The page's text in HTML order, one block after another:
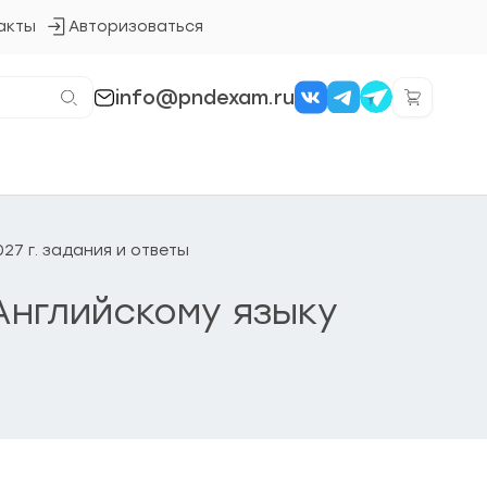
Авторизоваться
Кнопка
info@pndexam.ru
г. задания и ответы
языку